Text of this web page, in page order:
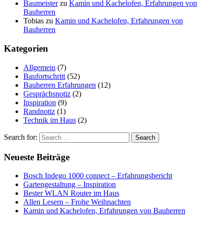
Baumeisterzu Kamin und Kachelofen, Erfahrungen von
Bauherren
Tobias zu Kamin und Kachelofen, Erfahrungen von
Bauherren
Kategorien
Allgemein (7)
Baufortschritt (52)
Bauherren Erfahrungen (12)
Gesprächsnotiz (2)
Inspiration (9)
Randnotiz (1)
Technik im Haus (2)
Search for:
Neueste Beiträge
Bosch Indego 1000 connect – Erfahrungsbericht
Gartengestaltung – Inspiration
Bester WLAN Router im Haus
Allen Lesern – Frohe Weihnachten
Kamin und Kachelofen, Erfahrungen von Bauherren